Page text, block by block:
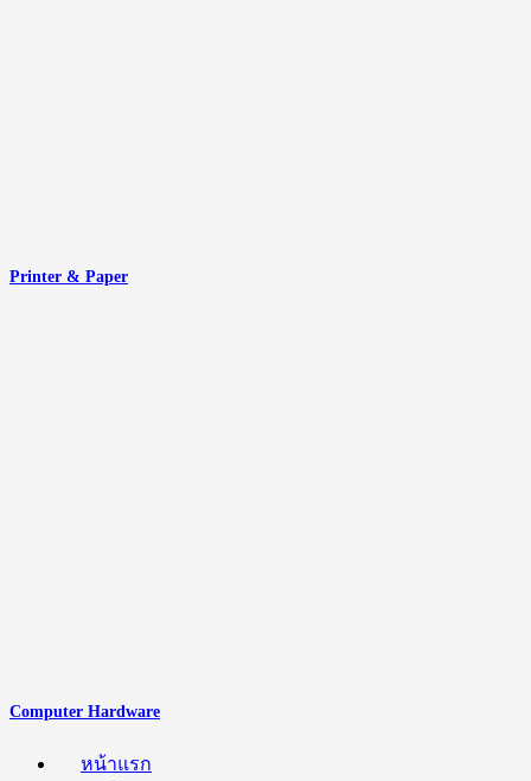
Printer & Paper
Computer Hardware
หน้าแรก